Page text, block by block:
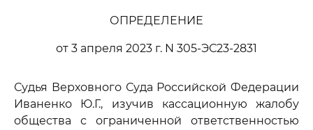
ОПРЕДЕЛЕНИЕ
от 3 апреля 2023 г. N 305-ЭС23-2831
Судья Верховного Суда Российской Федерации
Иваненко Ю.Г., изучив кассационную жалобу
общества с ограниченной ответственностью